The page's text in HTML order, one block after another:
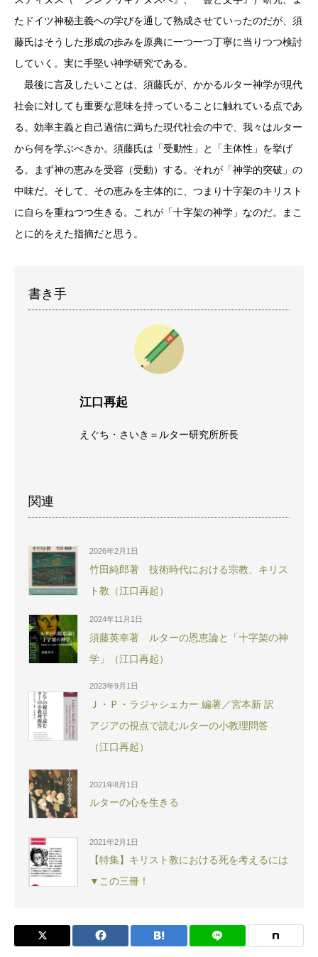
たドイツ神秘主義への学びを通して熟成させていったのだが、須
藤氏はそうした形成の歩みを原典に一つ一つ丁寧に当りつつ検討
していく。実に手堅い神学研究である。
最後に言及したいことは、須藤氏が、かかるルター神学が現代
社会に対しても重要な意味を持っていることに触れている点であ
る。効率主義と自己過信に満ちた現代社会の中で、我々はルター
から何を学ぶべきか。須藤氏は「受動性」と「主体性」を挙げ
る。まず神の恵みを受容（受動）する。それが「神学的突破」の
中味だ。そして、その恵みを主体的に、つまり十字架のキリスト
に自らを重ねつつ生きる。これが「十字架の神学」なのだ。まこ
とに的をえた指摘だと思う。
書き手
江口再起
えぐち・さいき＝ルター研究所所長
関連
2026年2月1日
竹田純郎著 技術時代における宗教、キリス
ト教（江口再起）
2024年11月1日
須藤英幸著 ルターの恩恵論と「十字架の神
学」（江口再起）
2023年9月1日
Ｊ・Ｐ・ラジャシェカー 編著／宮本新 訳
アジアの視点で読むルターの小教理問答
（江口再起）
2021年8月1日
ルターの心を生きる
2021年2月1日
【特集】キリスト教における死を考えるには
▼この三冊！